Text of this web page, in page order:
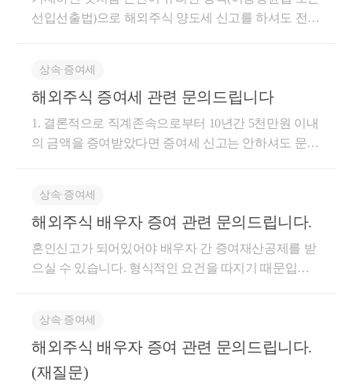
선입선출법)으로 해외주식 양도세 신고를 하셔도 전혀
, 2010.05.10​ [ 제 목 ] 해외주식 양도차익 외화환산시 환
율 적용 방법 등​ [ 요 지 ] 국외자산의 양도에 대한 양도
차익의 외화환산은 결제대금이 고객계좌로 입금되거
나 출금된 날의 환율을 적용하는 것이며, 주식의 양도
산정하는 것이나, 해외주식을 매매 또는 단기투자목적
으로 매입한 자의 경우에는, 증권회사가 일반적으로
공정 타당하다고 인정되는 기업회계기준에 따라 동인
을 위하여 과세연도별로 계속하여 적용하는 이동평균
법으로 양도차익을 산정할 수 있는 것임 도움이 되셨
상속∙증여세
해외주식 증여세 관련 문의드립니다
1. 결론적으로 직계존속으로부터 10년간 5천만원 이내
의 금액을 증여받았다면 증여세 신고는 안하셔도 문제
전혀 발생하지 않습니다. 따라서 지금 하셔도 됩니다.
기한이 지났기 때문에 홈택스의 세금신고 메뉴에서 증
여세-기한후신고에서 진행하시면 됩니다. 증여세 신고
시에 반드시 증여재산공제 4,300만원(증여받은 가격)
할 경우, 취득가격은 부모님이 과거에 취득하신 가격
으로 양도세 신고를 해야 합니다. 따라서 본인이 증여
받을 당시 취득가격 기준으로 양도손익이 마이너스이
더라도, 부모님의 과거 취득가액 기준으로 플러스가
상속∙증여세
해외주식 배우자 증여 관련 문의드립니다.
혼인신고가 되어있어야 배우자 간 증여재산공제를 받
으실 수 있습니다. 형식적인 요건을 따지기 때문입니
여 등을 고려해볼 수 있을 것 같습니다. 관련된 내용은
https://blog.naver.com/cchh19/223237894926?trackingCode
=blog_bloghome_searchlist 이월과세 규정 참고하시면 되
상속∙증여세
해외주식 배우자 증여 관련 문의드립니다.
(재질문)